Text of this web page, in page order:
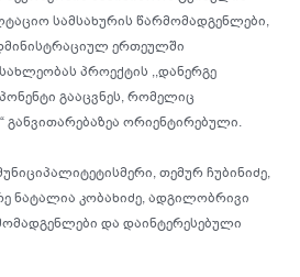
სამსახურის წარმომადგენლები,
ერთეულში
პროექტის ,,დანერგე
გააცვნეს, რომელიც
განვითარებაზეა ორიენტირებული.
თემურ ჩუბინიძე,
ნატალია კობახიძე, ადგილობრივი
და დაინტერესებული